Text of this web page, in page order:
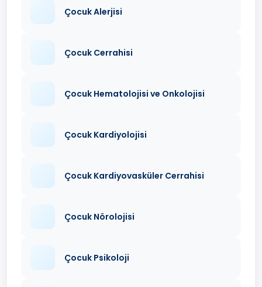
Çocuk Alerjisi
Çocuk Cerrahisi
Çocuk Hematolojisi ve Onkolojisi
Çocuk Kardiyolojisi
Çocuk Kardiyovasküler Cerrahisi
Çocuk Nörolojisi
Çocuk Psikoloji